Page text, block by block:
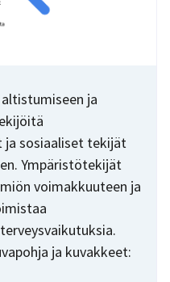
ja
ja sosiaaliset tekijät
Ympäristötekijät
voimakkuuteen ja
ja kuvakkeet: